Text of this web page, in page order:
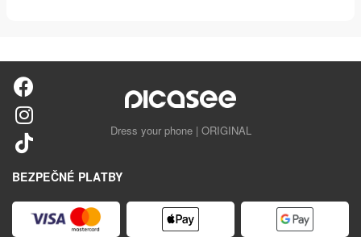
Dress your phone | ORIGINAL
BEZPEČNÉ PLATBY